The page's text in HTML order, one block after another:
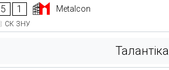
5 1 Metalcon
СК ЗНУ
Талантіка